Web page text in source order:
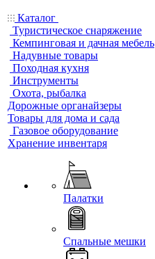
Каталог
Туристическое снаряжение
Кемпинговая и дачная мебель
Надувные товары
Походная кухня
Инструменты
Охота, рыбалка
Дорожные органайзеры
Товары для дома и сада
Газовое оборудование
Хранение инвентаря
Палатки
Спальные мешки